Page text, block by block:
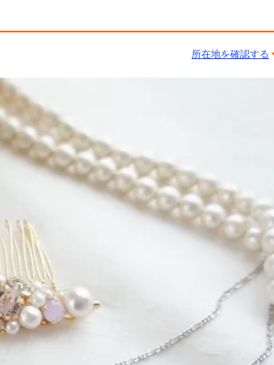
所在地を確認する